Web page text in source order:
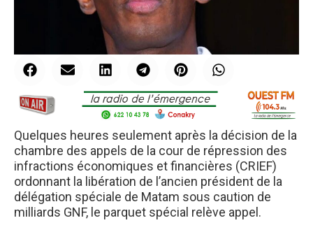
Quelques heures seulement après la décision de la
chambre des appels de la cour de répression des
infractions économiques et financières (CRIEF)
ordonnant la libération de l’ancien président de la
délégation spéciale de Matam sous caution de
milliards GNF, le parquet spécial relève appel.